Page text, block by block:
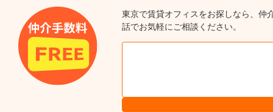
東京で賃貸オフィスをお探しなら、仲
話でお気軽にご相談ください。